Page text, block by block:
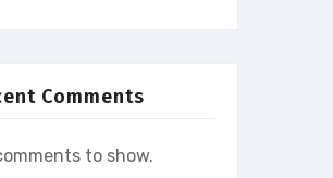
Comments
to show.